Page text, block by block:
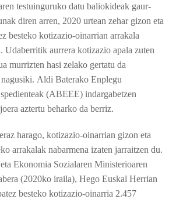
testuinguruko datu baliokideak gaur-
diren arren, 2020 urtean zehar gizon eta
besteko kotizazio-oinarrian arrakala
Udaberritik aurrera kotizazio apala zuten
murrizten hasi zelako gertatu da
Aldi Baterako Enplegu
(ABEEE) indargabetzen
aztertu beharko da berriz.
harago, kotizazio-oinarrian gizon eta
arrakalak nabarmena izaten jarraitzen du.
Ekonomia Sozialaren Ministerioaren
(2020ko iraila), Hego Euskal Herrian
besteko kotizazio-oinarria 2.457